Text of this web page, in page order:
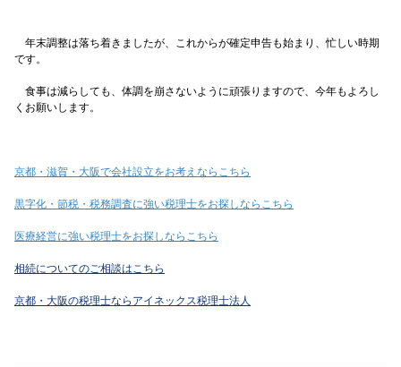
年末調整は落ち着きましたが、これからが確定申告も始まり、忙しい時期
です。
食事は減らしても、体調を崩さないように頑張りますので、今年もよろし
くお願いします。
京都・滋賀・大阪で会社設立をお考えならこちら
黒字化・節税・税務調査に強い税理士をお探しならこちら
医療経営に強い税理士をお探しならこちら
相続についてのご相談はこちら
京都・大阪の税理士ならアイネックス税理士法人